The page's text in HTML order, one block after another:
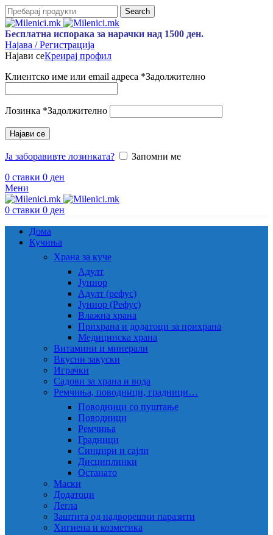
Search
Бесплатна испорака за нарачки над 1500 ден.
Најава / Регистрација
Најави сеКреирај профил
Клиентско име или email адреса *Задолжително
Лозинка *Задолжително
Најави се
Ја заборавивте лозинката?
Запомни ме
0 ставки 0 ден
Мени
0 ставки 0 ден
Дома
Кучиња
Храна за куче
Адулт
Јуниор
Адулт (рефус)
Јуниор (Рефус)
Влажна храна
Прихрана и додатоци за прихрана
Медицинска храна
Витамини и минерали
Вкусни закуски
Играчки
Садови за храна и вода
Ремчиња, поводници, градници…
Поводници со пуштање
Поводници
Ремчиња
Градници
Синџири и сајли
Дисциплинки
Останато
Маски
Додатоци
Легла
Заштита од надворешни паразити
Хигиена и козметика